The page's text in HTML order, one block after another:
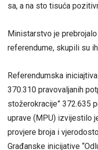
sa, a na sto tisuća
Ministarstvo je
referendume, skupili su
Referendumska
370.310 pravovaljanih
stožerokracije” 372.635
uprave (MPU) izvijestilo
provjere broja i
Građanske inicijative